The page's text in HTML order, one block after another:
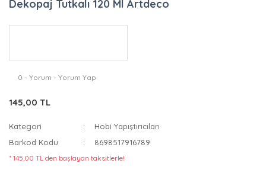
Dekopaj Tutkalı 120 Ml Artdeco
0 - Yorum - Yorum Yap
145,00 TL
Kategori
Hobi Yapıştırıcıları
Barkod Kodu
8698517916789
* 145,00 TL den başlayan taksitlerle!